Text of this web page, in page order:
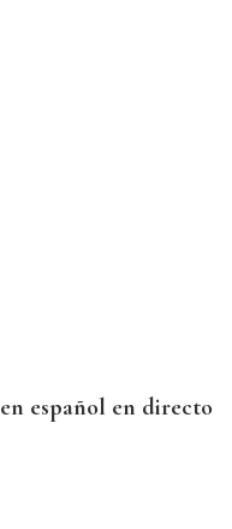
en español en directo